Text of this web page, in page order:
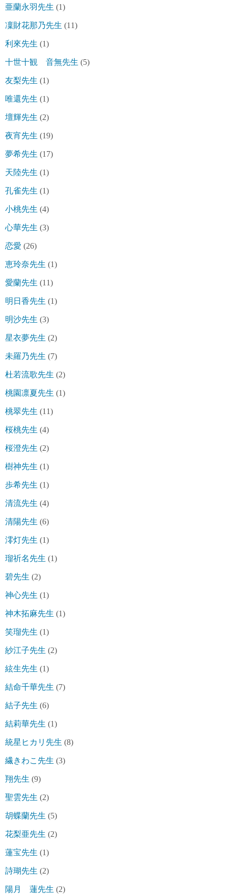
亜蘭永羽先生 (1)
凜財花那乃先生 (11)
利來先生 (1)
十世十観 音無先生 (5)
友梨先生 (1)
唯還先生 (1)
壇輝先生 (2)
夜宵先生 (19)
夢希先生 (17)
天陸先生 (1)
孔雀先生 (1)
小桃先生 (4)
心華先生 (3)
恋愛 (26)
恵玲奈先生 (1)
愛蘭先生 (11)
明日香先生 (1)
明沙先生 (3)
星衣夢先生 (2)
未羅乃先生 (7)
杜若流歌先生 (2)
桃園凛夏先生 (1)
桃翠先生 (11)
桜桃先生 (4)
桜澄先生 (2)
樹神先生 (1)
歩希先生 (1)
清流先生 (4)
清陽先生 (6)
澪灯先生 (1)
瑠祈名先生 (1)
碧先生 (2)
神心先生 (1)
神木拓麻先生 (1)
笑瑠先生 (1)
紗江子先生 (2)
絃生先生 (1)
結命千華先生 (7)
結子先生 (6)
結莉華先生 (1)
統星ヒカリ先生 (8)
繊きわこ先生 (3)
翔先生 (9)
聖雲先生 (2)
胡蝶蘭先生 (5)
花梨亜先生 (2)
蓮宝先生 (1)
詩瑚先生 (2)
陽月 蓮先生 (2)